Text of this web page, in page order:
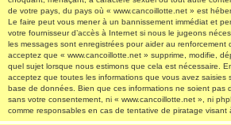
de votre pays, du pays où « www.cancoillotte.net » est
Le faire peut vous mener à un bannissement immédiat et
votre fournisseur d’accès à Internet si nous le jugeons
les messages sont enregistrées pour aider au renforcement
acceptez que « www.cancoillotte.net » supprime, modifie,
quel sujet lorsque nous estimons que cela est nécessaire.
acceptez que toutes les informations que vous avez saisies
base de données. Bien que ces informations ne soient pas
sans votre consentement, ni « www.cancoillotte.net », ni
comme responsables en cas de tentative de piratage visant